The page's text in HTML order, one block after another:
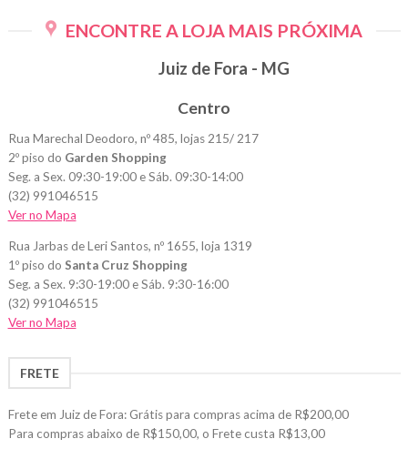
ENCONTRE A LOJA MAIS PRÓXIMA
Juiz de Fora - MG
Centro
Rua Marechal Deodoro, nº 485, lojas 215/ 217
2º piso do Garden Shopping
Seg. a Sex. 09:30-19:00 e Sáb. 09:30-14:00
(32) 991046515
Ver no Mapa
Rua Jarbas de Leri Santos, nº 1655, loja 1319
1º piso do Santa Cruz Shopping
Seg. a Sex. 9:30-19:00 e Sáb. 9:30-16:00
(32) 991046515
Ver no Mapa
FRETE
Frete em Juiz de Fora: Grátis para compras acima de R$200,00
Para compras abaixo de R$150,00, o Frete custa R$13,00